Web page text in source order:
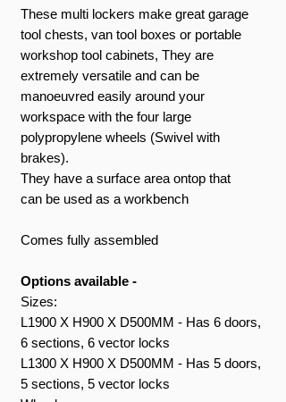
These multi lockers make great garage
tool chests, van tool boxes or portable
workshop tool cabinets, They are
extremely versatile and can be
manoeuvred easily around your
workspace with the four large
polypropylene wheels (Swivel with
brakes).
They have a surface area ontop that
can be used as a workbench
Comes fully assembled
Options available -
Sizes:
L1900 X H900 X D500MM - Has 6 doors,
6 sections, 6 vector locks
L1300 X H900 X D500MM - Has 5 doors,
5 sections, 5 vector locks